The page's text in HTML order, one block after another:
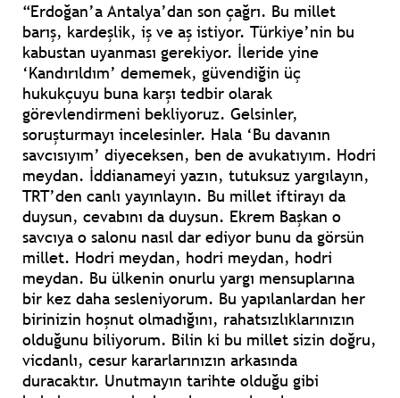
“Erdoğan’a Antalya’dan son çağrı. Bu millet
barış, kardeşlik, iş ve aş istiyor. Türkiye’nin bu
kabustan uyanması gerekiyor. İleride yine
‘Kandırıldım’ dememek, güvendiğin üç
hukukçuyu buna karşı tedbir olarak
görevlendirmeni bekliyoruz. Gelsinler,
soruşturmayı incelesinler. Hala ‘Bu davanın
savcısıyım’ diyeceksen, ben de avukatıyım. Hodri
meydan. İddianameyi yazın, tutuksuz yargılayın,
TRT’den canlı yayınlayın. Bu millet iftirayı da
duysun, cevabını da duysun. Ekrem Başkan o
savcıya o salonu nasıl dar ediyor bunu da görsün
millet. Hodri meydan, hodri meydan, hodri
meydan. Bu ülkenin onurlu yargı mensuplarına
bir kez daha sesleniyorum. Bu yapılanlardan her
birinizin hoşnut olmadığını, rahatsızlıklarınızın
olduğunu biliyorum. Bilin ki bu millet sizin doğru,
vicdanlı, cesur kararlarınızın arkasında
duracaktır. Unutmayın tarihte olduğu gibi